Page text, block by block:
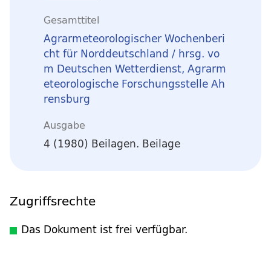
Gesamttitel
Agrarmeteorologischer Wochenberi
cht für Norddeutschland / hrsg. vo
m Deutschen Wetterdienst, Agrarm
eteorologische Forschungsstelle Ah
rensburg
Ausgabe
4 (1980) Beilagen. Beilage
Zugriffsrechte
Das Dokument ist frei verfügbar.